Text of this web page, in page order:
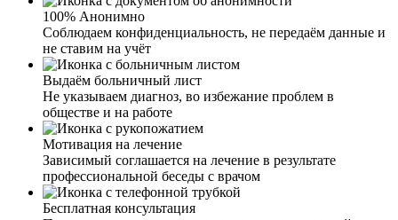
человека он становился агрессивным, бесчувственным
и с наплевательским отношением ко всем. Мать с отцом
сразу стали искать помощь, обзвонили и объездили
несколько клиник и попали к вам. Встретили нас тепло,
как дома. Внимательно выслушали, подробно и
профессионально рассказали о лечении. Психолог
беседовал не только с братом, но и пригласил потом нас
отдельно. Рассказав все подводные камни, дал
рекомендации по поведению с зависимым человеком.
Сейчас наша семья с надеждой и верой смотрит в
будущее. Желаем вашим специалистам терпения и
успехов в их работе.
Я жена наркомана. Узнав по рекомендациям о вашей
клинике, спустя какое-то время, позвонила. И могу с
100% Анонимно
Соблюдаем конфиденциальность, не передаём данные и
не ставим на учёт
Выдаём больничный лист
Не указываем диагноз, во избежание проблем в
обществе и на работе
Мотивация на лечение
Зависимый соглашается на лечение в результате
профессиональной беседы с врачом
Бесплатная консультация